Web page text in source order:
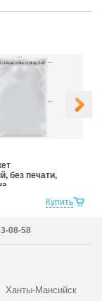
Купить
без печати,
08-58
Ханты-Мансийск